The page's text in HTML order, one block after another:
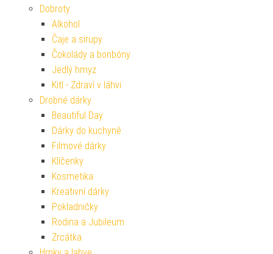
Dobroty
Alkohol
Čaje a sirupy
Čokolády a bonbóny
Jedlý hmyz
Kitl - Zdraví v láhvi
Drobné dárky
Beautiful Day
Dárky do kuchyně
Filmové dárky
Klíčenky
Kosmetika
Kreativní dárky
Pokladničky
Rodina a Jubileum
Zrcátka